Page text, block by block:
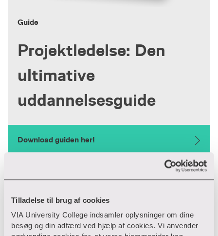
Tilladelse til brug af cookies
VIA University College indsamler oplysninger om dine
besøg og din adfærd ved hjælp af cookies. Vi anvender
Guide
Projektledelse: Den
ultimative
uddannelsesguide
Download guiden her!
Diplom i projektledelse